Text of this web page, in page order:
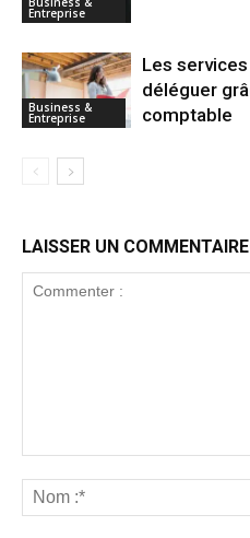
Entreprise
Business &
Entreprise
Les
déléguer
comptable
LAISSER UN COMMENTAIRE